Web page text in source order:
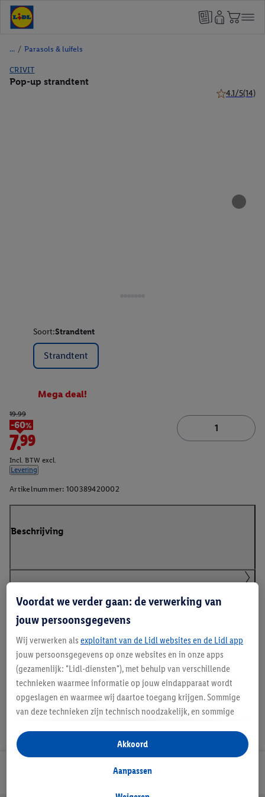
/ Parasols & luifels
CRIVIT
Pop-up strandtent
4.1/5(14)
Soort:Strandtent
Strandtent
Mega deal!
19.99
-60%
7.99
Incl. BTW excl.
Levering
Artikelnummer: 100389420002
Beschrijving
Details over productveiligheid
Handleidingen en downloads
Lidl Nieuwsbrief
Voordat we verder gaan: de verwerking van
jouw persoonsgegevens
Wij verwerken als exploitant van de Lidl websites en de Lidl app
jouw persoonsgegevens op onze websites en in onze apps
(gezamenlijk: "Lidl-diensten"), met behulp van verschillende
technieken waarmee informatie op jouw eindapparaat wordt
opgeslagen en waarmee wij daartoe toegang krijgen. Sommige
van deze technieken zijn technisch noodzakelijk, en sommige
opslaan van voorkeursinstellingen, het verzamelen en
analyseren van statistieken of voor het tonen van
gepersonaliseerde reclame binnen en buiten de Lidl-diensten.
Aanpassen
Akkoord